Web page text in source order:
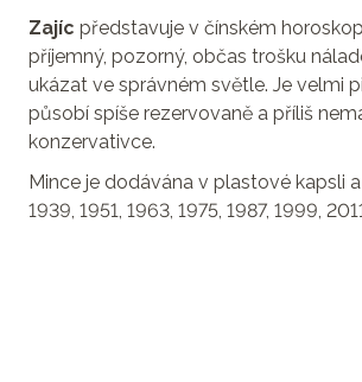
Zajíc představuje v čínském
příjemný, pozorný, občas trošku
ukázat ve správném světle. Je velmi
působí spíše rezervovaně a příliš
konzervativce.
Mince je dodávána v plastové kapsli
1939, 1951, 1963, 1975, 1987, 1999,